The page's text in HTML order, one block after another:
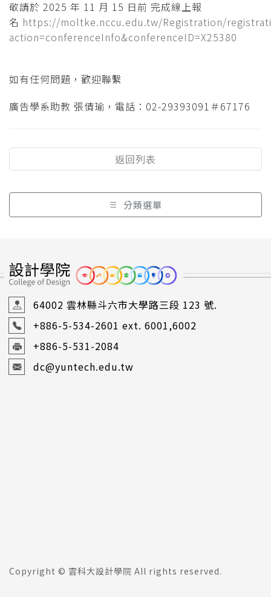
分類選單
敬請於 2025 年 11 月 15 日前 完成線上報
名 https://moltke.nccu.edu.tw/Registration/
action=conferenceInfo&conferenceID=X25380
如有任何問題，歡迎聯繫
廣告學系助教 張倩瑜，電話：02-29393091＃67176
返回列表
64002 雲林縣斗六市大學路三段 123 號.
+886-5-534-2601 ext. 6001,6002
+886-5-531-2084
dc@yuntech.edu.tw
Copyright © 雲科大設計學院 All rights reserved.